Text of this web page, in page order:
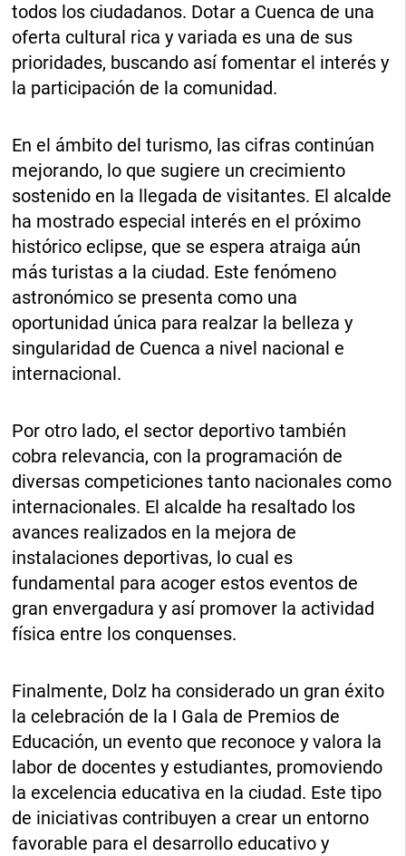
todos los ciudadanos. Dotar a Cuenca de una
oferta cultural rica y variada es una de sus
prioridades, buscando así fomentar el interés y
la participación de la comunidad.
En el ámbito del turismo, las cifras continúan
mejorando, lo que sugiere un crecimiento
sostenido en la llegada de visitantes. El alcalde
ha mostrado especial interés en el próximo
histórico eclipse, que se espera atraiga aún
más turistas a la ciudad. Este fenómeno
astronómico se presenta como una
oportunidad única para realzar la belleza y
singularidad de Cuenca a nivel nacional e
internacional.
Por otro lado, el sector deportivo también
cobra relevancia, con la programación de
diversas competiciones tanto nacionales como
internacionales. El alcalde ha resaltado los
avances realizados en la mejora de
instalaciones deportivas, lo cual es
fundamental para acoger estos eventos de
gran envergadura y así promover la actividad
física entre los conquenses.
Finalmente, Dolz ha considerado un gran éxito
la celebración de la I Gala de Premios de
Educación, un evento que reconoce y valora la
labor de docentes y estudiantes, promoviendo
la excelencia educativa en la ciudad. Este tipo
de iniciativas contribuyen a crear un entorno
favorable para el desarrollo educativo y